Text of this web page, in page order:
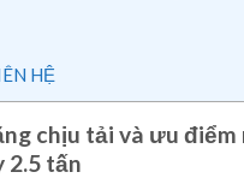
HỆ
chịu tải và ưu điểm
2.5 tấn